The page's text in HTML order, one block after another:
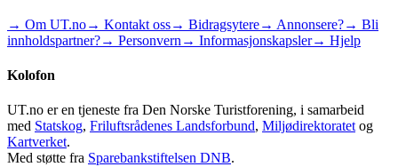
→ Om UT.no→ Kontakt oss→ Bidragsytere→ Annonsere?→ Bli
innholdspartner?→ Personvern → Informasjonskapsler→ Hjelp
Kolofon
UT.no er en tjeneste fra Den Norske Turistforening, i samarbeid
med Statskog, Friluftsrådenes Landsforbund, Miljødirektoratet og
Kartverket.
Med støtte fra Sparebankstiftelsen DNB.